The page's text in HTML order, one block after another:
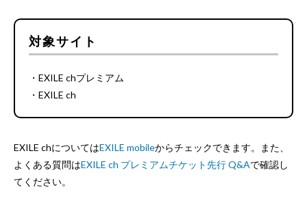
対象サイト
・EXILE chプレミアム
・EXILE ch
EXILE chについてはEXILE mobileからチェックできます。また、
よくある質問はEXILE ch プレミアムチケット先行 Q&Aで確認し
てください。